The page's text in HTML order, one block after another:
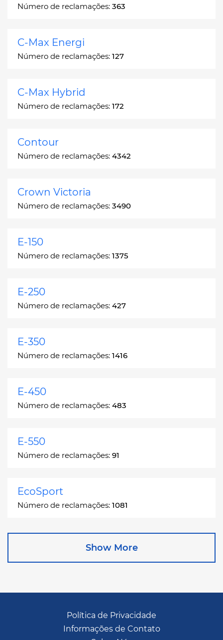
Número de reclamações: 363
C-Max Energi
Número de reclamações: 127
C-Max Hybrid
Número de reclamações: 172
Contour
Número de reclamações: 4342
Crown Victoria
Número de reclamações: 3490
E-150
Número de reclamações: 1375
E-250
Número de reclamações: 427
E-350
Número de reclamações: 1416
E-450
Número de reclamações: 483
E-550
Número de reclamações: 91
EcoSport
Número de reclamações: 1081
Escape
Show More
Política de Privacidade
Informações de Contato